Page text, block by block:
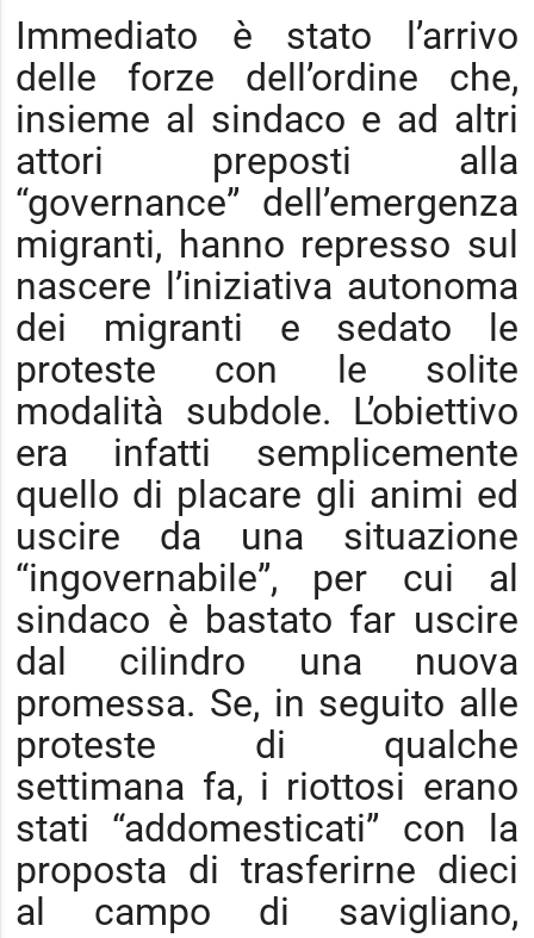
Immediato è stato l’arrivo
delle forze dell’ordine che,
insieme al sindaco e ad altri
attori preposti alla
“governance” dell’emergenza
migranti, hanno represso sul
nascere l’iniziativa autonoma
dei migranti e sedato le
proteste con le solite
modalità subdole. L’obiettivo
era infatti semplicemente
quello di placare gli animi ed
uscire da una situazione
“ingovernabile”, per cui al
sindaco è bastato far uscire
dal cilindro una nuova
promessa. Se, in seguito alle
proteste di qualche
settimana fa, i riottosi erano
stati “addomesticati” con la
proposta di trasferirne dieci
al campo di savigliano,